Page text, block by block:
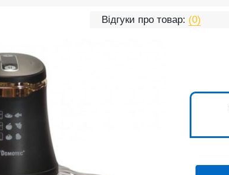
Відгуки про товар: (0)